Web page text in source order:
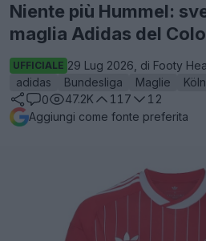
Niente più Hummel:
maglia Adidas del
UFFICIALE 29 Lug 2026, di Footy
adidas
Bundesliga Maglie
Köln
0
47.2K 117
12
Aggiungi come fonte preferita